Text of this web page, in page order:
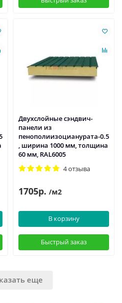
Двухслойные сэндвич-
панели из
пенополиизоцианурата-0.5
, ширина 1000 мм, толщина
60 мм, RAL6005
4 отзыва
1705р. /м2
В корзину
Быстрый заказ
еще